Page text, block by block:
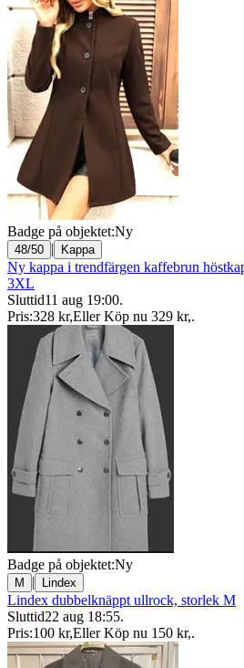
Badge på objektet:Ny
48/50 | Kappa
Ny kappa i trendfärgen kaffebrun
3XL
Sluttid11 aug 19:00.
Pris:328 kr,Eller Köp nu 329 kr,.
Badge på objektet:Ny
M | Lindex
Lindex dubbelknäppt ullrock, storlek M
Sluttid22 aug 18:55.
Pris:100 kr,Eller Köp nu 150 kr,.